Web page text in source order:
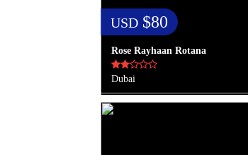
USD $80
Rose Rayhaan Rotana
Dubai